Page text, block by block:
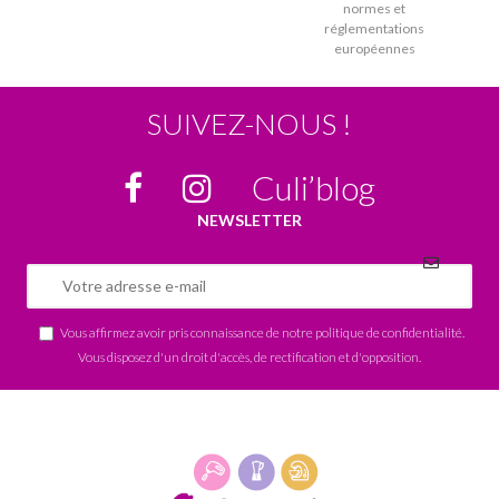
normes et
réglementations
européennes
SUIVEZ-NOUS !
Culi’blog
NEWSLETTER
Vous affirmez avoir pris connaissance de notre politique de confidentialité
Vous disposez d'un droit d'accès, de rectification et d'opposition.